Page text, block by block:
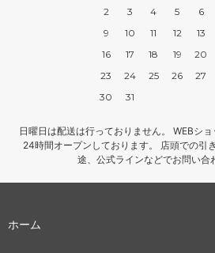
2
3 4 5 6
9
10 11 12 13
16
17 18 19 20
23
24 25 26 27
30
31
日曜日は配送は行っておりません。 WEBショ
24時間オープンしております。 店頭での引
途、公式ラインなどでお問い合
ホーム